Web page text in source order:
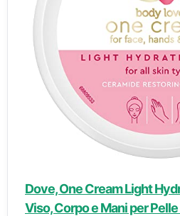
Dove, One Cream Light
Viso, Corpo e Mani per